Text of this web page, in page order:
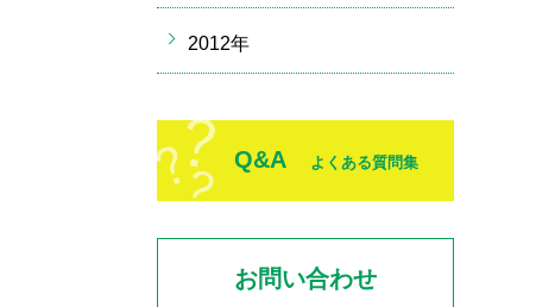
2012年
Q&A よくある質問集
お問い合わせ